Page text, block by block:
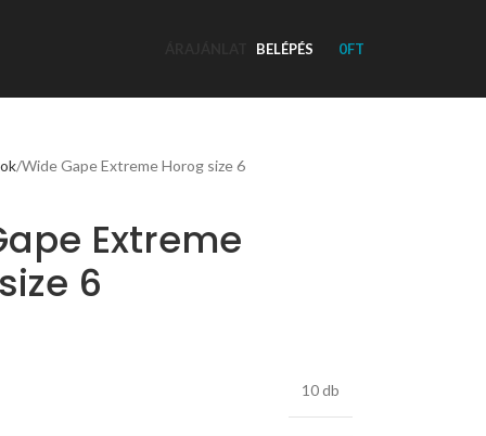
BELÉPÉS 0FT
Wide Gape Extreme Horog size 6
Extreme
6
10 db